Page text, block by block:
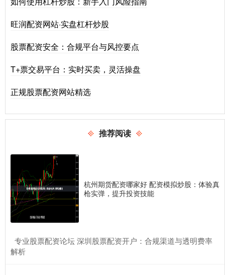
旺润配资网站·实盘杠杆炒股
股票配资安全：合规平台与风控要点
T+票交易平台：实时买卖，灵活操盘
正规股票配资网站精选
推荐阅读
杭州期货配资哪家好 配资模拟炒股：体验真
枪实弹，提升投资技能
​专业股票配资论坛 深圳股票配资开户：合规渠道与透明费率
解析